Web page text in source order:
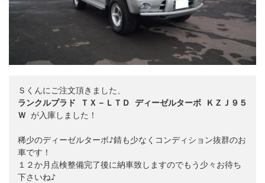
ランクルプラド ＴＸ－ＬＴＤ ディーゼルターボ ＫＺＪ９５
Ｗ が入庫しました！
稀少のディーゼルターボ♪錆も少なくコンディション抜群のお
車です！
１２か月点検整備完了後に納車致しますのでもう少々お待ち
下さいね♪